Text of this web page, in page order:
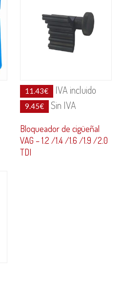
11.43€ IVA incluido
9.45€ Sin IVA
Bloqueador de cigüeñal
VAG – 1.2 /1.4 /1.6 /1.9 /2.0
TDI